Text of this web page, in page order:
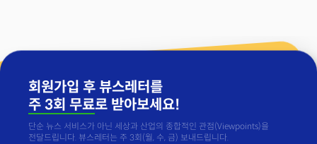
회원가입 후 뷰스레터를
주 3회 무료로 받아보세요!
단순 뉴스 서비스가 아닌 세상과 산업의 종합적인 관점(Viewpoints)을
전달드립니다. 뷰스레터는 주 3회(월, 수, 금) 보내드립니다.